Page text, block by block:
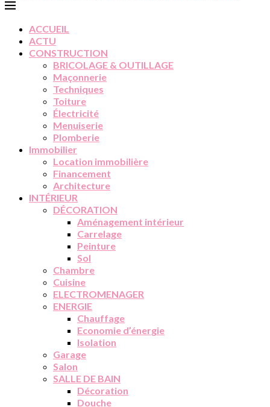
ACCUEIL
ACTU
CONSTRUCTION
BRICOLAGE & OUTILLAGE
Maçonnerie
Techniques
Toiture
Électricité
Menuiserie
Plomberie
Immobilier
Location immobilière
Financement
Architecture
INTÉRIEUR
DÉCORATION
Aménagement intérieur
Carrelage
Peinture
Sol
Chambre
Cuisine
ELECTROMENAGER
ENERGIE
Chauffage
Economie d’énergie
Isolation
Garage
Salon
SALLE DE BAIN
Décoration
Douche